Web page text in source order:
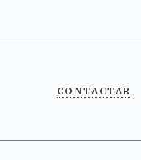
CONTACTAR